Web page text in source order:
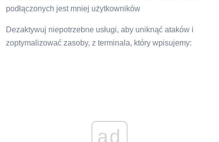
podłączonych jest mniej użytkowników
Dezaktywuj niepotrzebne usługi, aby uniknąć ataków i
zoptymalizować zasoby, z terminala, który wpisujemy:
ad